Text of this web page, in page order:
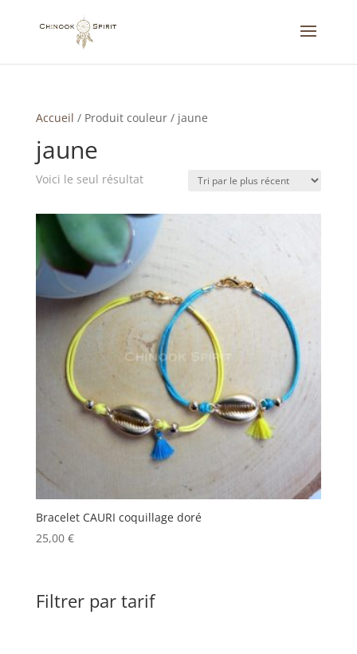
Accueil / Produit couleur/ jaune
jaune
Voici le seul résultat
Bracelet CAURI coquillage doré
25,00 €
Filtrer par tarif